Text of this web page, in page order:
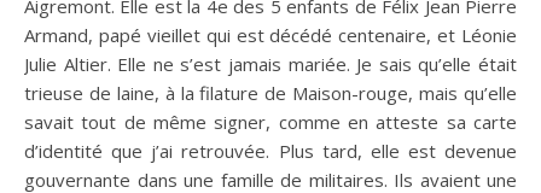
Aigremont. Elle est la 4e des 5 enfants de Félix Jean Pierre
Armand, papé vieillet qui est décédé centenaire, et Léonie
Julie Altier. Elle ne s’est jamais mariée. Je sais qu’elle était
trieuse de laine, à la filature de Maison-rouge, mais qu’elle
savait tout de même signer, comme en atteste sa carte
d’identité que j’ai retrouvée. Plus tard, elle est devenue
gouvernante dans une famille de militaires. Ils avaient une